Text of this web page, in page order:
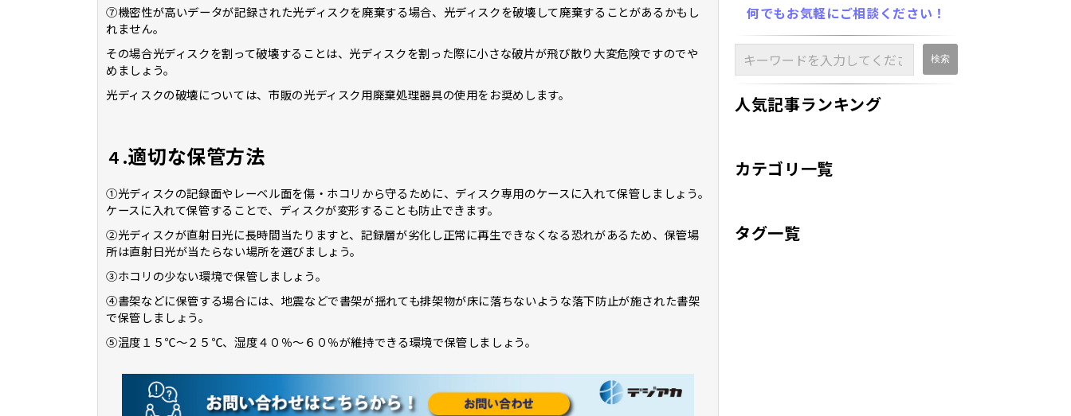
⑦機密性が高いデータが記録された光ディスクを廃棄する場合、光ディスクを破壊して廃棄することがあるかもし
れません。
その場合光ディスクを割って破壊することは、光ディスクを割った際に小さな破片が飛び散り大変危険ですのでや
めましょう。
光ディスクの破壊については、市販の光ディスク用廃棄処理器具の使用をお奨めします。
４.適切な保管方法
①光ディスクの記録面やレーベル面を傷・ホコリから守るために、ディスク専用のケースに入れて保管しましょう。
ケースに入れて保管することで、ディスクが変形することも防止できます。
②光ディスクが直射日光に長時間当たりますと、記録層が劣化し正常に再生できなくなる恐れがあるため、保管場
所は直射日光が当たらない場所を選びましょう。
③ホコリの少ない環境で保管しましょう。
④書架などに保管する場合には、地震などで書架が揺れても排架物が床に落ちないような落下防止が施された書架
で保管しましょう。
⑤温度１５℃～２５℃、湿度４０％～６０％が維持できる環境で保管しましょう。
何でもお気軽にご相談ください！
人気記事ランキング
カテゴリ一覧
タグ一覧